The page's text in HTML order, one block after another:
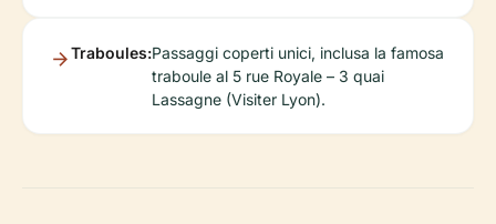
Traboules:Passaggi coperti unici, inclusa la famosa
traboule al 5 rue Royale – 3 quai
Lassagne (Visiter Lyon).